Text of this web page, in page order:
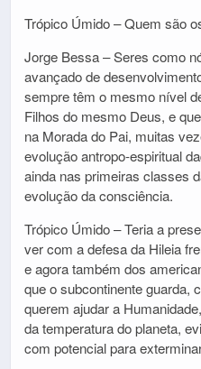
Trópico Úmido – Quem são
Jorge Bessa – Seres como
avançado de
sempre têm o mesmo nível
Filhos do mesmo Deus, e
na Morada do Pai, muitas
evolução antropo-espiritual
ainda nas primeiras classes
evolução da consciência.
Trópico Úmido – Teria a
ver com a defesa da Hileia
e agora também dos
que o subcontinente guarda,
querem ajudar a
da temperatura do planeta,
com potencial para